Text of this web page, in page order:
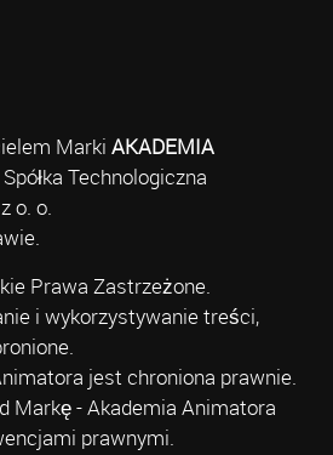
Marki AKADEMIA
Technologiczna
o. o.
Prawa Zastrzeżone.
i wykorzystywanie treści,
jest chroniona prawnie.
Markę - Akademia Animatora
prawnymi.